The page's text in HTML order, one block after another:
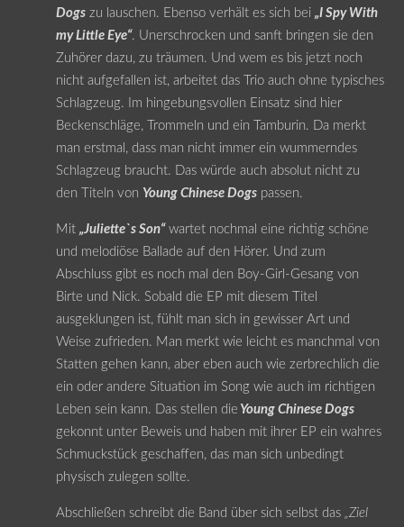
Dogszu lauschen. Ebenso verhält es sich bei „I Spy With
my Little Eye“. Unerschrocken und sanft bringen sie den
Zuhörer dazu, zu träumen. Und wem es bis jetzt noch
nicht aufgefallen ist, arbeitet das Trio auch ohne typisches
Schlagzeug. Im hingebungsvollen Einsatz sind hier
Beckenschläge, Trommeln und ein Tamburin. Da merkt
man erstmal, dass man nicht immer ein wummerndes
Schlagzeug braucht. Das würde auch absolut nicht zu
den Titeln von Young Chinese Dogspassen.
Mit „Juliette`s Son“wartet nochmal eine richtig schöne
und melodiöse Ballade auf den Hörer. Und zum
Abschluss gibt es noch mal den Boy-Girl-Gesang von
Birte und Nick. Sobald die EP mit diesem Titel
ausgeklungen ist, fühlt man sich in gewisser Art und
Weise zufrieden. Man merkt wie leicht es manchmal von
Statten gehen kann, aber eben auch wie zerbrechlich die
ein oder andere Situation im Song wie auch im richtigen
Leben sein kann. Das stellen die Young Chinese Dogs
gekonnt unter Beweis und haben mit ihrer EP ein wahres
Schmuckstück geschaffen, das man sich unbedingt
physisch zulegen sollte.
Abschließen schreibt die Band über sich selbst das „Ziel